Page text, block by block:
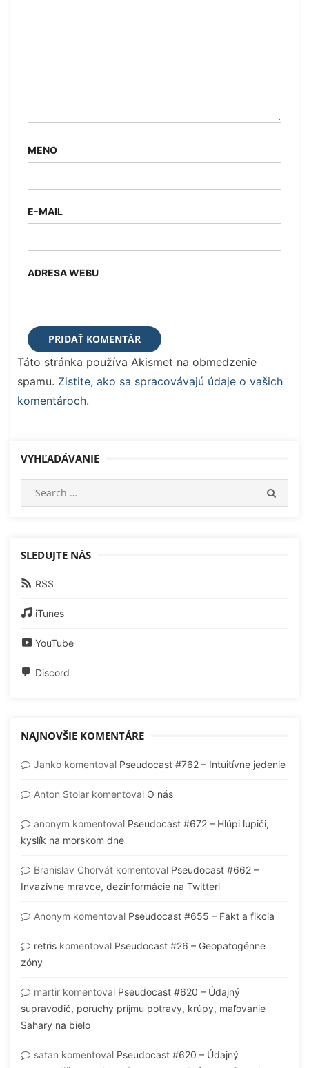
MENO
E-MAIL
ADRESA WEBU
Táto stránka používa Akismet na obmedzenie
spamu. Zistite, ako sa spracovávajú údaje o vašich
komentároch.
VYHĽADÁVANIE
SLEDUJTE NÁS
RSS
iTunes
YouTube
Discord
NAJNOVŠIE KOMENTÁRE
Janko komentoval Pseudocast #762 – Intuitívne jedenie
Anton Stolar komentoval O nás
anonym komentoval Pseudocast #672 – Hlúpi lupiči,
kyslík na morskom dne
Branislav Chorvát komentoval Pseudocast #662 –
Invazívne mravce, dezinformácie na Twitteri
Anonym komentoval Pseudocast #655 – Fakt a fikcia
retris komentoval Pseudocast #26 – Geopatogénne
zóny
martir komentoval Pseudocast #620 – Údajný
supravodič, poruchy príjmu potravy, krúpy, maľovanie
Sahary na bielo
satan komentoval Pseudocast #620 – Údajný